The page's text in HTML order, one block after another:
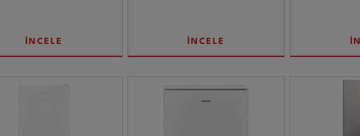
İNCELE İNCELE